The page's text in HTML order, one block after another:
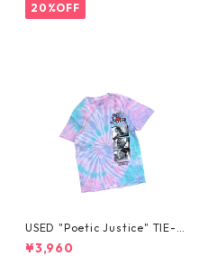
20%OFF
USED "Poetic Justice" TIE-D
YE TEE
¥3,960